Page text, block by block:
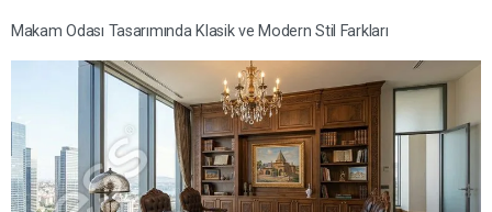
Makam Odası Tasarımında Klasik ve Modern Stil Farkları